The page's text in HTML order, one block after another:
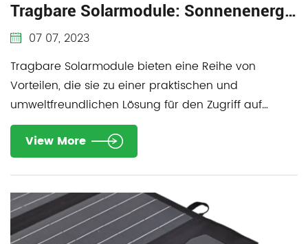
Tragbare Solarmodule: Sonnenenergie überall nutzen
07 07, 2023
Tragbare Solarmodule bieten eine Reihe von
Vorteilen, die sie zu einer praktischen und
umweltfreundlichen Lösung für den Zugriff auf
tragbaren S...
View More